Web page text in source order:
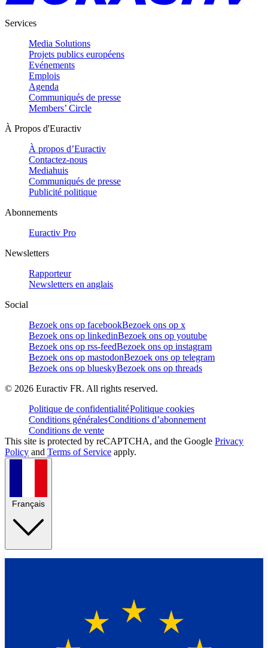
Services
Media Solutions
Projets publics européens
Evénements
Emplois
Agenda
Communiqués de presse
Members’ Circle
À Propos d'Euractiv
À propos d’Euractiv
Contactez-nous
Mediahuis
Communiqués de presse
Publicité politique
Abonnements
Euractiv Pro
Newsletters
Rapporteur
Newsletters en anglais
Social
Bezoek ons op facebookBezoek ons op x
Bezoek ons op linkedinBezoek ons op youtube
Bezoek ons op rss-feedBezoek ons op instagram
Bezoek ons op mastodonBezoek ons op telegram
Bezoek ons op blueskyBezoek ons op threads
© 2026 Euractiv FR. All rights reserved.
Politique de confidentialitéPolitique cookies
Conditions généralesConditions d’abonnement
Conditions de vente
This site is protected by reCAPTCHA, and the Google Privacy
Policy and Terms of Service apply.
Français